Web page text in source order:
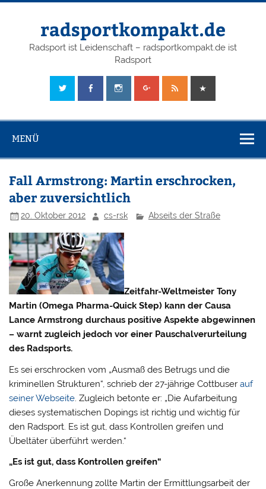
radsportkompakt.de
Radsport ist Leidenschaft – radsportkompakt.de ist
Radsport
MENÜ
Fall Armstrong: Martin erschrocken,
aber zuversichtlich
20. Oktober 2012 cs-rsk Abseits der Straße
Zeitfahr-Weltmeister Tony
Martin (Omega Pharma-Quick Step) kann der Causa
Lance Armstrong durchaus positive Aspekte abgewinnen
– warnt zugleich jedoch vor einer Pauschalverurteilung
des Radsports.
Es sei erschrocken vom „Ausmaß des Betrugs und die
kriminellen Strukturen“, schrieb der 27-jährige Cottbuserauf
seiner Webseite. Zugleich betonte er: „Die Aufarbeitung
dieses systematischen Dopings ist richtig und wichtig für
den Radsport. Es ist gut, dass Kontrollen greifen und
Übeltäter überführt werden.“
„Es ist gut, dass Kontrollen greifen“
Große Anerkennung zollte Martin der Ermittlungsarbeit der